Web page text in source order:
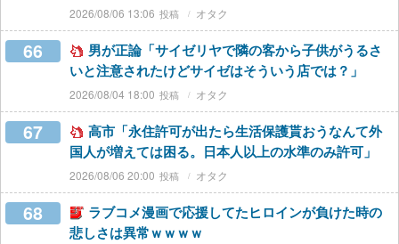
2026/08/06 13:06 オタク
66
男が正論「サイゼリヤで隣の客から子供がうるさ
いと注意されたけどサイゼはそういう店では？」
2026/08/04 18:00 オタク
67
高市「永住許可が出たら生活保護貰おうなんて外
国人が増えては困る。日本人以上の水準のみ許可」
2026/08/06 20:00 オタク
68
ラブコメ漫画で応援してたヒロインが負けた時の
悲しさは異常ｗｗｗｗ